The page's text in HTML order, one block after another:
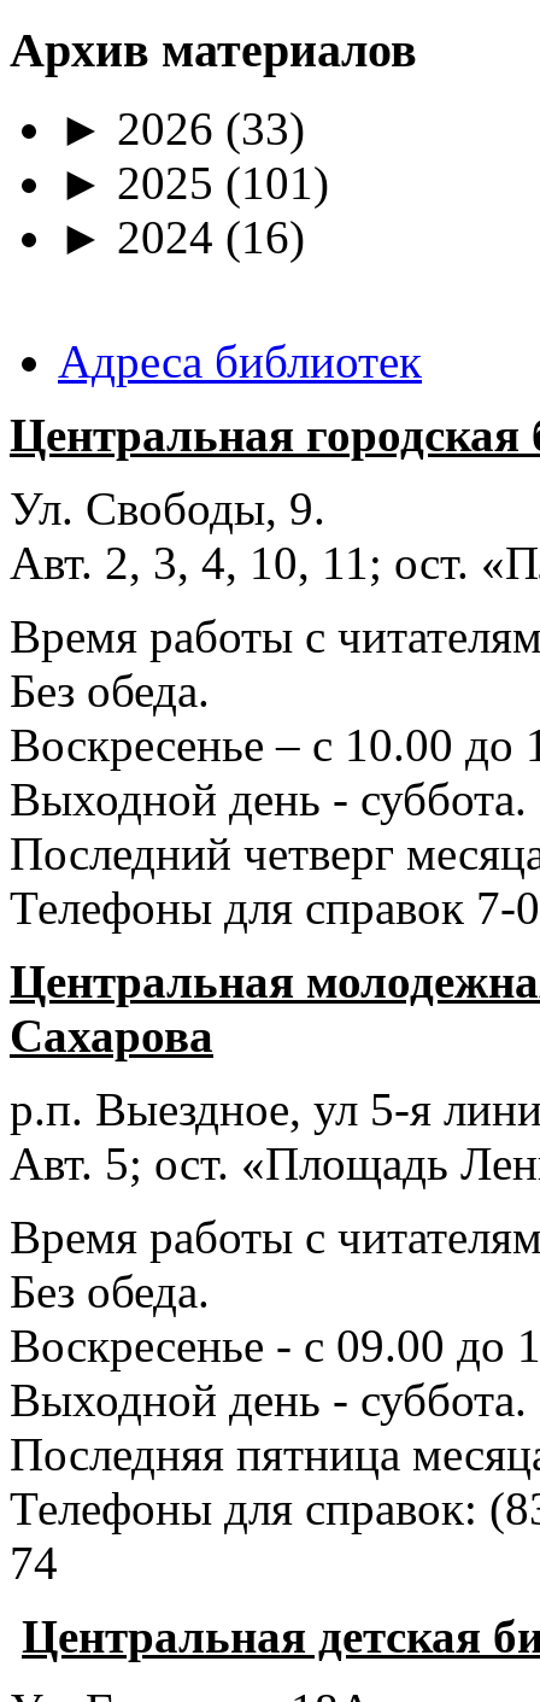
Архив материалов
► 2026 (33)
► 2025 (101)
► 2024 (16)
Адреса библиотек
Центральная
Ул. Свободы, 9.
Авт. 2, 3, 4, 10, 11; ост.
Время работы с
Без обеда.
Воскресенье – с 10.00 до
Выходной день - суббота.
Последний четверг
Телефоны для справок 7-
Центральная
Сахарова
р.п. Выездное, ул 5-я
Авт. 5; ост. «Площадь
Время работы с
Без обеда.
Воскресенье - с 09.00 до
Выходной день - суббота.
Последняя пятница
Телефоны для справок:
74
Центральная детская